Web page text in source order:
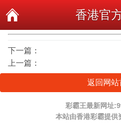
香港官
下一篇：
上一篇：
返回网站
彩霸王最新网址
本站由香港彩霸提供